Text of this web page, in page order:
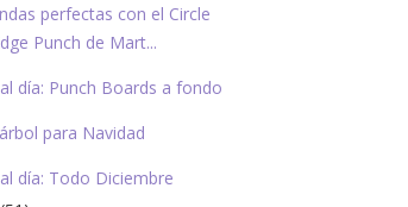
perfectas con el Circle
Punch de Mart...
día: Punch Boards a fondo
para Navidad
día: Todo Diciembre